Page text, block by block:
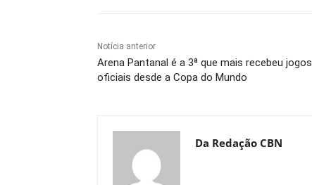
Notícia anterior
Arena Pantanal é a 3ª que mais recebeu jogos
oficiais desde a Copa do Mundo
Da Redação CBN